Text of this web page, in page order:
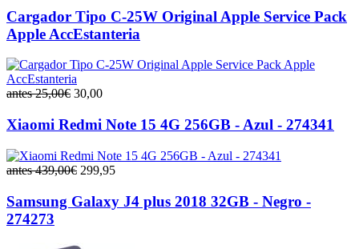
Cargador Tipo C-25W Original Apple Service Pack
Apple AccEstanteria
antes 25,00€ 30,00
Xiaomi Redmi Note 15 4G 256GB - Azul - 274341
antes 439,00€ 299,95
Samsung Galaxy J4 plus 2018 32GB - Negro -
274273